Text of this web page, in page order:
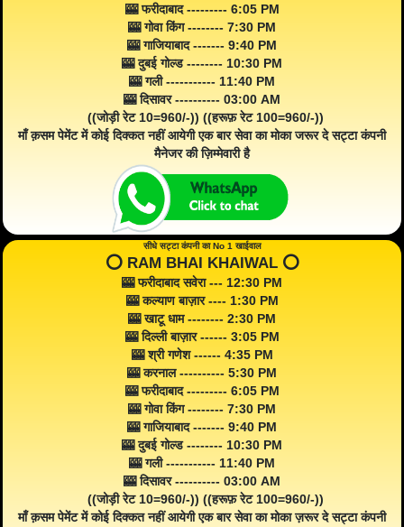
🎰 फरीदाबाद --------- 6:05 PM
🎰 गोवा किंग -------- 7:30 PM
🎰 गाजियाबाद ------- 9:40 PM
🎰 दुबई गोल्ड -------- 10:30 PM
🎰 गली ----------- 11:40 PM
🎰 दिसावर ---------- 03:00 AM
((जोड़ी रेट 10=960/-)) ((हरूफ़ रेट 100=960/-))
माँ क़सम पेमेंट में कोई दिक्कत नहीं आयेगी एक बार सेवा का मोका जरूर दे सट्टा कंपनी
मैनेजर की ज़िम्मेवारी है
सीधे सट्टा कंपनी का No 1 खाईवाल
⭕️ RAM BHAI KHAIWAL ⭕️
🎰 फरीदाबाद सवेरा --- 12:30 PM
🎰 कल्याण बाज़ार ---- 1:30 PM
🎰 खाटू धाम -------- 2:30 PM
🎰 दिल्ली बाज़ार ------ 3:05 PM
🎰 श्री गणेश ------ 4:35 PM
🎰 करनाल ---------- 5:30 PM
🎰 फरीदाबाद --------- 6:05 PM
🎰 गोवा किंग -------- 7:30 PM
🎰 गाजियाबाद ------- 9:40 PM
🎰 दुबई गोल्ड -------- 10:30 PM
🎰 गली ----------- 11:40 PM
🎰 दिसावर ---------- 03:00 AM
((जोड़ी रेट 10=960/-)) ((हरूफ़ रेट 100=960/-))
माँ क़सम पेमेंट में कोई दिक्कत नहीं आयेगी एक बार सेवा का मोका ज़रूर दे सट्टा कंपनी